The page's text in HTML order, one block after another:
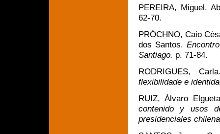
PEREIRA, Miguel.
62-70.
PRÓCHNO, Caio
dos Santos.
Santiago. p. 71-84.
RODRIGUES,
flexibilidade e
RUIZ, Álvaro
contenido y usos
presidenciales